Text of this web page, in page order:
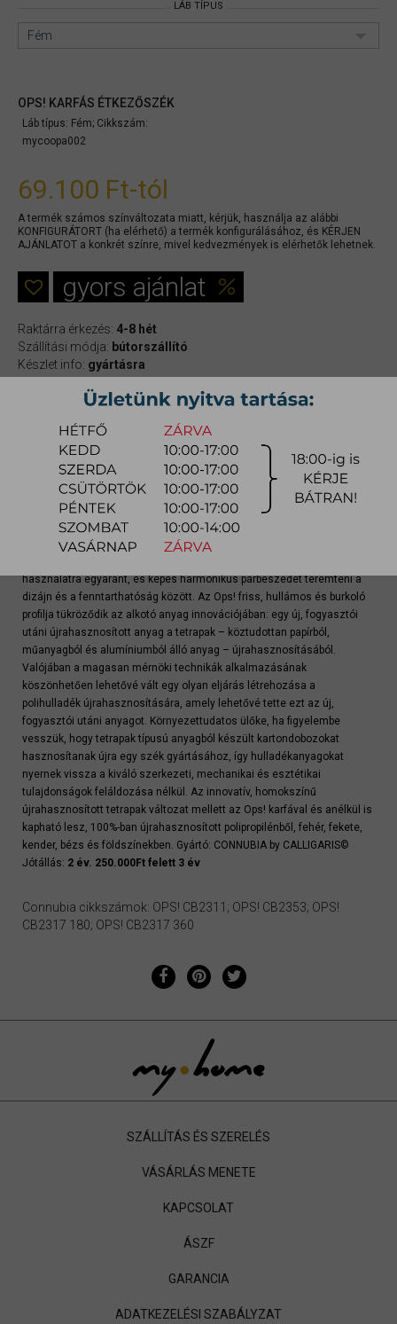
LÁB TÍPUS
Fém
OPS! KARFÁS ÉTKEZŐSZÉK
Láb típus: Fém; Cikkszám:
mycoopa002
69.100 Ft-tól
A termék számos színváltozata miatt, kérjük, használja az alábbi
KONFIGURÁTORT (ha elérhető) a termék konfigurálásához, és KÉRJEN
AJÁNLATOT a konkrét színre, mivel kedvezmények is elérhetők lehetnek.
gyors ajánlat
Raktárra érkezés: 4-8 hét
Szállítási módja: bútorszállító
Készlet info: gyártásra
Szállítás, szerelés díjtáblázat (országos)
Az étkezőszék a 100 éves CALLIGARIS olasz, prémium bútorgyártó
csúcsminőségű terméke. Az Archivolto stúdió által tervezett Ops!
ülőke újrahasznosított polipropilénből, valamint – most először –
fogyasztói újrahasznosított műanyagból, tetrapak típusú élelmiszer-
csomagolásokból származik. Ez az ambiciózus projekt abból a vágyból
született, hogy egy egyedi és sokoldalú tárgyat alkossanak, amely
használatra egyaránt, és képes harmonikus párbeszédet teremteni a
dizájn és a fenntarthatóság között. Az Ops! friss, hullámos és burkoló
profilja tükröződik az alkotó anyag innovációjában: egy új, fogyasztói
utáni újrahasznosított anyag a tetrapak – köztudottan papírból,
műanyagból és alumíniumból álló anyag – újrahasznosításából.
Valójában a magasan mérnöki technikák alkalmazásának
köszönhetően lehetővé vált egy olyan eljárás létrehozása a
polihulladék újrahasznosítására, amely lehetővé tette ezt az új,
fogyasztói utáni anyagot. Környezettudatos ülőke, ha figyelembe
vesszük, hogy tetrapak típusú anyagból készült kartondobozokat
hasznosítanak újra egy szék gyártásához, így hulladékanyagokat
nyernek vissza a kiváló szerkezeti, mechanikai és esztétikai
tulajdonságok feláldozása nélkül. Az innovatív, homokszínű
újrahasznosított tetrapak változat mellett az Ops! karfával és anélkül is
kapható lesz, 100%-ban újrahasznosított polipropilénből, fehér, fekete,
kender, bézs és földszínekben. Gyártó: CONNUBIA by CALLIGARIS©
Jótállás: 2 év. 250.000Ft felett 3 év
Connubia cikkszámok: OPS! CB2311; OPS! CB2353; OPS!
CB2317 180; OPS! CB2317 360
SZÁLLÍTÁS ÉS SZERELÉS
VÁSÁRLÁS MENETE
KAPCSOLAT
ÁSZF
GARANCIA
ADATKEZELÉSI SZABÁLYZAT